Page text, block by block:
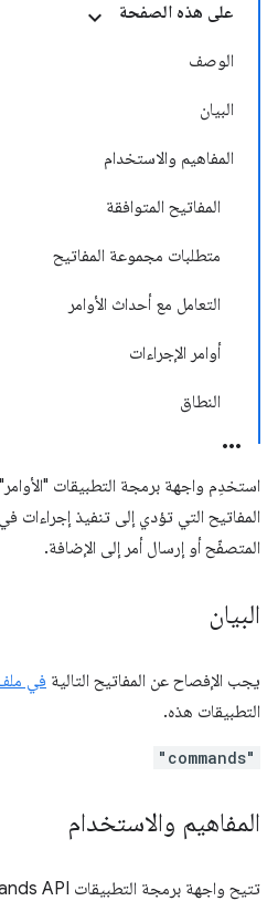
على هذه الصفحة
الوصف
البيان
المفاهيم والاستخدام
المفاتيح المتوافقة
متطلبات مجموعة المفاتيح
التعامل مع أحداث الأوامر
أوامر الإجراءات
النطاق
استخدِم واجهة برمجة التطبيقات
المفاتيح التي تؤدي إلى تنفيذ إجراءات
المتصفّح أو إرسال أمر إلى الإضافة.
البيان
يجب الإفصاح عن المفاتيح التالية في ملف
التطبيقات هذه.
"commands"
المفاهيم والاستخدام